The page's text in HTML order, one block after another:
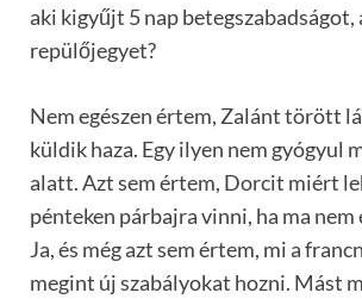
aki kigyűjt 5 nap betegszabadságot,
repülőjegyet?
Nem egészen értem, Zalánt törött
küldik haza. Egy ilyen nem gyógyul
alatt. Azt sem értem, Dorcit miért
pénteken párbajra vinni, ha ma
Ja, és még azt sem értem, mi a
megint új szabályokat hozni. Mást